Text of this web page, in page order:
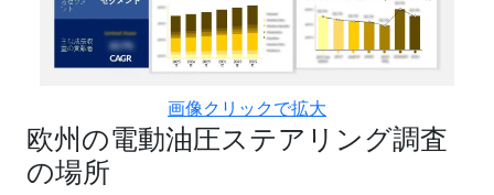
画像クリックで拡大
欧州の電動油圧ステアリング調査
の場所